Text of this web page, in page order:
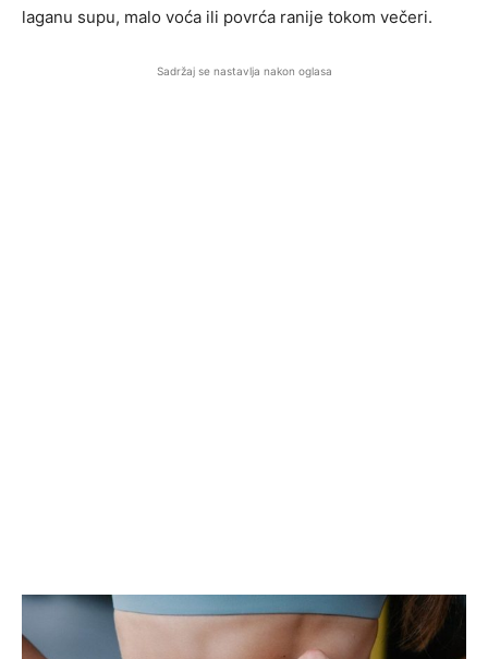
laganu supu, malo voća ili povrća ranije tokom večeri.
Sadržaj se nastavlja nakon oglasa